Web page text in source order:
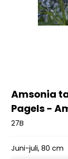
Amsonia
Pagels -
27B
Juni-juli, 80 cm